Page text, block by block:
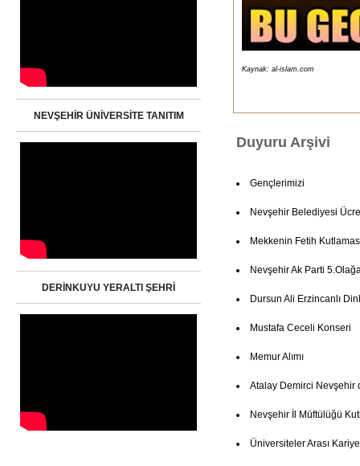
NEVŞEHİR ÜNİVERSİTE TANITIM
DERİNKUYU YERALTI ŞEHRİ
Kaynak: al-islam.com
Duyuru Arşivi
Gençlerimizi
Nevşehir Belediyesi
Mekkenin Fetih
Nevşehir Ak Parti
Dursun Ali Erzincanlı
Mustafa Ceceli Konseri
Memur Alımı
Atalay Demirci Nevşehir
Nevşehir İl Müftülüğü
Üniversiteler Arası